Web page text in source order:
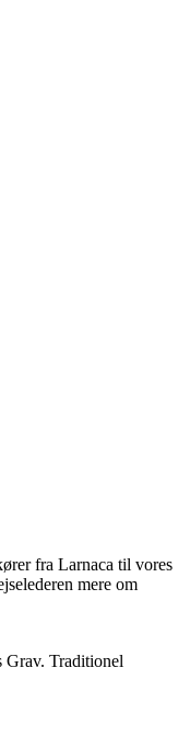
fra Larnaca til vores
mere om
Grav. Traditionel